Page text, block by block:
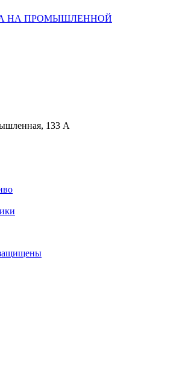
НА ПРОМЫШЛЕННОЙ
133 А